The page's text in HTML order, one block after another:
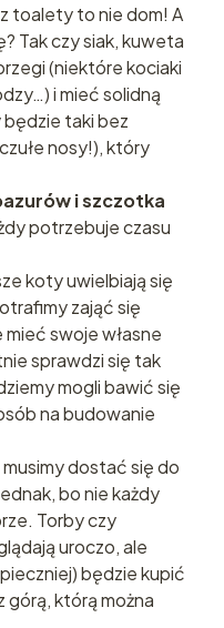
toalety to nie dom! A
Tak czy siak, kuweta
(niektóre kociaki
i mieć solidną
taki bez
nosy!), który
i szczotka
potrzebuje czasu
koty uwielbiają się
zająć się
mieć swoje własne
sprawdzi się tak
mogli bawić się
na budowanie
musimy dostać się do
bo nie każdy
Torby czy
uroczo, ale
będzie kupić
którą można